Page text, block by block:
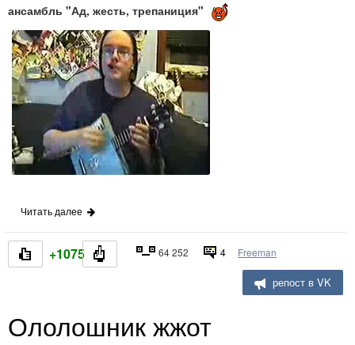
ансамбль "Ад, жесть, трепаниция"
Читать далее
+1075 64 252 4 Freeman
репост в VK
Ололошник жжот